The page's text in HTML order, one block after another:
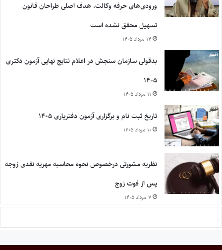
ورودی‌های حرفه وکالت، هدف اصلی طراحان قانون
تسهیل محقق نشده است
۱۴ مرداد ۱۴۰۵
بدقولی سازمان سنجش در اعلام نتایج نهایی آزمون دکتری
۱۴۰۵
۱۱ مرداد ۱۴۰۵
تاریخ ثبت نام و برگزاری آزمون دفتریاری ۱۴۰۵
۱۰ مرداد ۱۴۰۵
نظریه مشورتی درخصوص نحوه محاسبه مهریه نقدی زوجه
پس از فوت زوج
۷ مرداد ۱۴۰۵